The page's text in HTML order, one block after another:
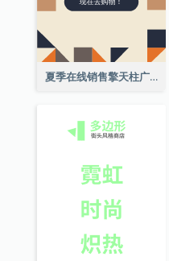
夏季在线销售擎天柱广告